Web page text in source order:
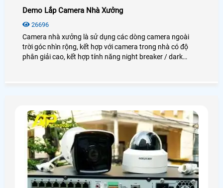
Demo Lắp Camera Nhà Xưởng
26696
Camera nhà xưởng là sử dụng các dòng camera ngoài
trời góc nhìn rộng, kết hợp với camera trong nhà có độ
phân giải cao, kết hợp tính năng night breaker / dark